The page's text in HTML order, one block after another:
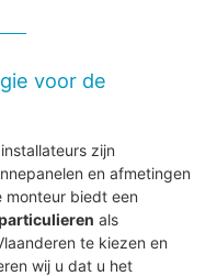
voor de
zijn
en afmetingen
monteur biedt een
als
te kiezen en
wij u dat u het